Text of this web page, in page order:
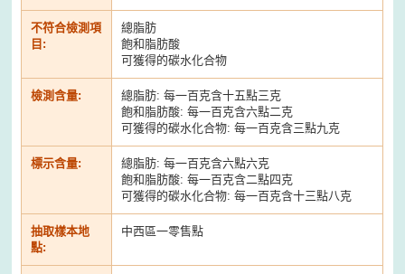
不符合檢測項
目:
總脂肪
飽和脂肪酸
可獲得的碳水化合物
檢測含量:
總脂肪: 每一百克含十五點三克
飽和脂肪酸: 每一百克含六點二克
可獲得的碳水化合物: 每一百克含三點九克
標示含量:
總脂肪: 每一百克含六點六克
飽和脂肪酸: 每一百克含二點四克
可獲得的碳水化合物: 每一百克含十三點八克
抽取樣本地
點:
中西區一零售點